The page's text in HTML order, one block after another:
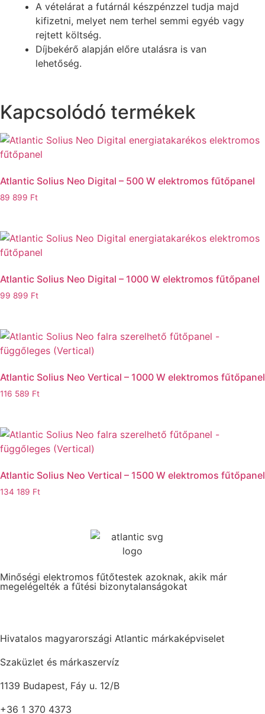
A vételárat a futárnál készpénzzel tudja majd
kifizetni, melyet nem terhel semmi egyéb vagy
rejtett költség.
Díjbekérő alapján előre utalásra is van
lehetőség.
Kapcsolódó termékek
Atlantic Solius Neo Digital – 500 W elektromos fűtőpanel
89 899 Ft
Atlantic Solius Neo Digital – 1000 W elektromos fűtőpanel
99 899 Ft
Atlantic Solius Neo Vertical – 1000 W elektromos fűtőpanel
116 589 Ft
Atlantic Solius Neo Vertical – 1500 W elektromos fűtőpanel
134 189 Ft
Minőségi elektromos fűtőtestek azoknak, akik már
megelégelték a fűtési bizonytalanságokat
Hivatalos magyarországi Atlantic márkaképviselet
Szaküzlet és márkaszervíz
1139 Budapest, Fáy u. 12/B
+36 1 370 4373